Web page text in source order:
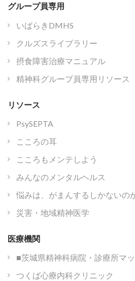
グループ員専用
いばらきDMHS
クルズスライブラリー
摂食障害治療マニュアル
精神科グループ員専用リソース
リソース
PsySEPTA
こころの耳
こころもメンテしよう
みんなのメンタルヘルス
悩みは、がまんするしかないの
災害・地域精神医学
医療機関
■茨城県精神科病院・診療所マ
つくば心療内科クリニック